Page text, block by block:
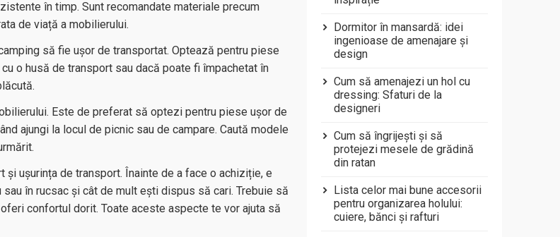
în timp. Sunt recomandate materiale precum
de viață a mobilierului.
să fie ușor de transportat. Optează pentru piese
o husă de transport sau dacă poate fi împachetat în
Este de preferat să optezi pentru piese ușor de
ajungi la locul de picnic sau de campare. Caută modele
ușurința de transport. Înainte de a face o achiziție, e
în rucsac și cât de mult ești dispus să cari. Trebuie să
confortul dorit. Toate aceste aspecte te vor ajuta să
Dormitor în mansardă: idei
ingenioase de amenajare și
design
Cum să amenajezi un hol cu
dressing: Sfaturi de la
designeri
Cum să îngrijești și să
protejezi mesele de grădină
din ratan
Lista celor mai bune accesorii
pentru organizarea holului:
cuiere, bănci și rafturi